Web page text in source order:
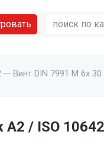
Винт DIN 7991 M 6x
A2 / ISO